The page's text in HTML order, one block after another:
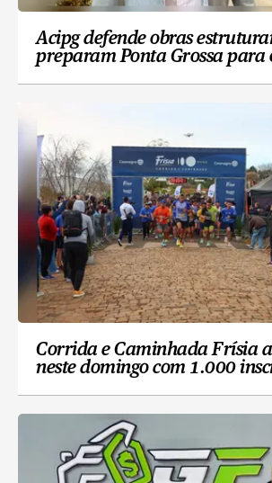
Acipg defende obras
preparam Ponta Grossa para
Corrida e Caminhada Frísia
neste domingo com 1.000